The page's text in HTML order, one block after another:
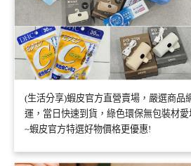
(生活分享)蝦皮官方直營賣場，嚴選商品
運，當日快速到貨，綠色環保無包裝材
~蝦皮官方特選好物價格更優惠!